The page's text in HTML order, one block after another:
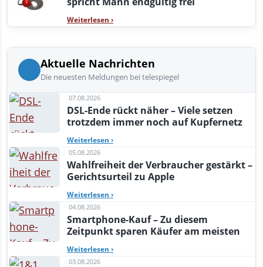
Weiterlesen ›
Aktuelle Nachrichten
Die neuesten Meldungen bei telespiegel
07.08.2026
DSL-Ende rückt näher – Viele setzen
trotzdem immer noch auf Kupfernetz
Weiterlesen ›
05.08.2026
Wahlfreiheit der Verbraucher gestärkt –
Gerichtsurteil zu Apple
Weiterlesen ›
04.08.2026
Smartphone-Kauf – Zu diesem
Zeitpunkt sparen Käufer am meisten
Weiterlesen ›
03.08.2026